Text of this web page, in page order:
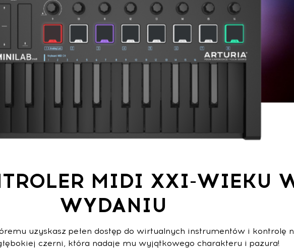
MIDI XXI-WIEKU
WYDANIU
uzyskasz pełen dostęp do wirtualnych instrumentów i kontrolę
czerni, która nadaje mu wyjątkowego charakteru i pazura!